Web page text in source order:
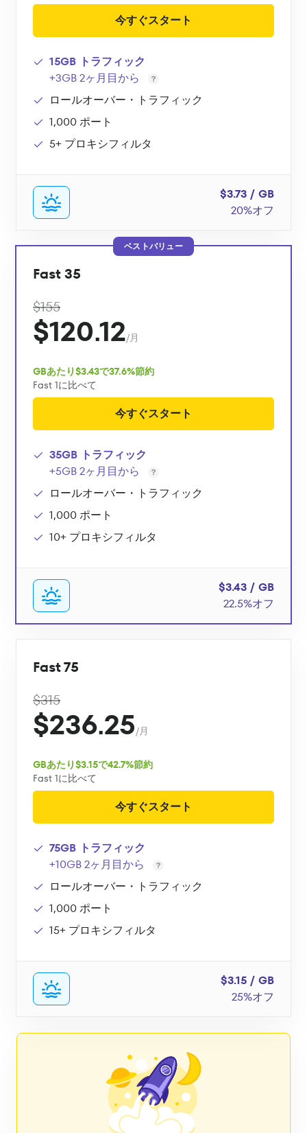
今すぐスタート
15GB トラフィック
+3GB 2ヶ月目から
ロールオーバー・トラフィック
1,000 ポート
5+ プロキシフィルタ
$3.73 / GB
20%オフ
ベストバリュー
Fast 35
$155
$120.12/月
GBあたり$3.43で37.6%節約
Fast 1に比べて
今すぐスタート
35GB トラフィック
+5GB 2ヶ月目から
ロールオーバー・トラフィック
1,000 ポート
10+ プロキシフィルタ
$3.43 / GB
22.5%オフ
Fast 75
$315
$236.25/月
GBあたり$3.15で42.7%節約
Fast 1に比べて
今すぐスタート
75GB トラフィック
+10GB 2ヶ月目から
ロールオーバー・トラフィック
1,000 ポート
15+ プロキシフィルタ
$3.15 / GB
25%オフ